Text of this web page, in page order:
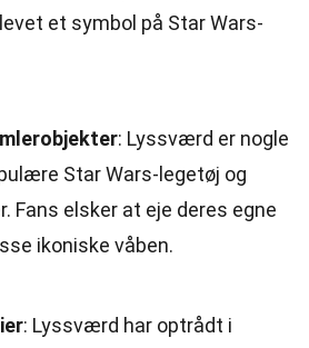
et symbol på Star Wars-
: Lyssværd er nogle
Star Wars-legetøj og
Fans elsker at eje deres egne
ikoniske våben.
: Lyssværd har optrådt i